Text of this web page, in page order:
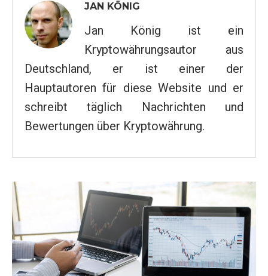
JAN KÖNIG
Jan König ist ein
Kryptowährungsautor aus
Deutschland, er ist einer der
Hauptautoren für diese Website und er
schreibt täglich Nachrichten und
Bewertungen über Kryptowährung.